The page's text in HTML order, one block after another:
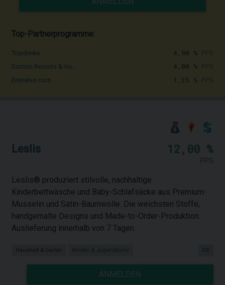
Top-Partnerprogramme:
Topdrinks 4,90 %
Dormio Resorts & Ho... 4,00 %
Emirates.com 1,25 %
Leslis 12,00 %
Leslis® produziert stilvolle, nachhaltige
Kinderbettwäsche und Baby-Schlafsäcke aus Premium-
Musselin und Satin-Baumwolle. Die weichsten Stoffe,
handgemalte Designs und Made-to-Order-Produktion.
Auslieferung innerhalb von 7 Tagen.
Haushalt & Garten Kinder & Jugendliche DE
ANMELDEN